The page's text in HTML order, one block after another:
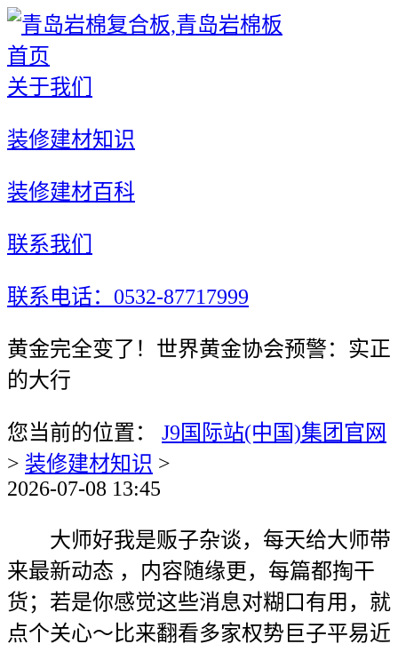
首页
关于我们
装修建材知识
装修建材百科
联系我们
联系电话：0532-87717999
黄金完全变了！世界黄金协会预警：实正
的大行
您当前的位置： J9国际站(中国)集团官网
> 装修建材知识 >
2026-07-08 13:45
大师好我是贩子杂谈，每天给大师带
来最新动态 ，内容随缘更，每篇都掏干
货；若是你感觉这些消息对糊口有用，就
点个关心～比来翻看多家权势巨子平易近